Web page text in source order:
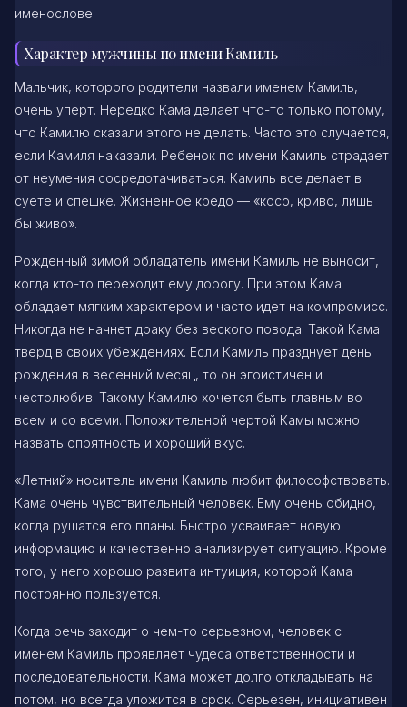
именослове.
Характер мужчины по имени Камиль
Мальчик, которого родители назвали именем Камиль,
очень уперт. Нередко Кама делает что-то только потому,
что Камилю сказали этого не делать. Часто это случается,
если Камиля наказали. Ребенок по имени Камиль страдает
от неумения сосредотачиваться. Камиль все делает в
суете и спешке. Жизненное кредо — «косо, криво, лишь
бы живо».
Рожденный зимой обладатель имени Камиль не выносит,
когда кто-то переходит ему дорогу. При этом Кама
обладает мягким характером и часто идет на компромисс.
Никогда не начнет драку без веского повода. Такой Кама
тверд в своих убеждениях. Если Камиль празднует день
рождения в весенний месяц, то он эгоистичен и
честолюбив. Такому Камилю хочется быть главным во
всем и со всеми. Положительной чертой Камы можно
назвать опрятность и хороший вкус.
«Летний» носитель имени Камиль любит философствовать.
Кама очень чувствительный человек. Ему очень обидно,
когда рушатся его планы. Быстро усваивает новую
информацию и качественно анализирует ситуацию. Кроме
того, у него хорошо развита интуиция, которой Кама
постоянно пользуется.
Когда речь заходит о чем-то серьезном, человек с
именем Камиль проявляет чудеса ответственности и
последовательности. Кама может долго откладывать на
потом, но всегда уложится в срок. Серьезен, инициативен